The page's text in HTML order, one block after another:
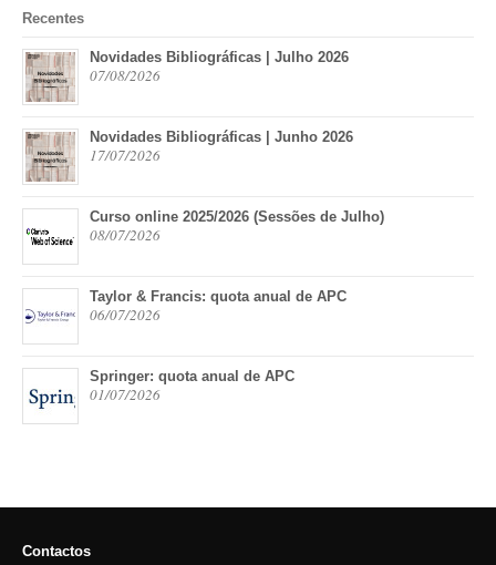
Recentes
Novidades Bibliográficas | Julho 2026
07/08/2026
Novidades Bibliográficas | Junho 2026
17/07/2026
Curso online 2025/2026 (Sessões de Julho)
08/07/2026
Taylor & Francis: quota anual de APC
06/07/2026
Springer: quota anual de APC
01/07/2026
Contactos